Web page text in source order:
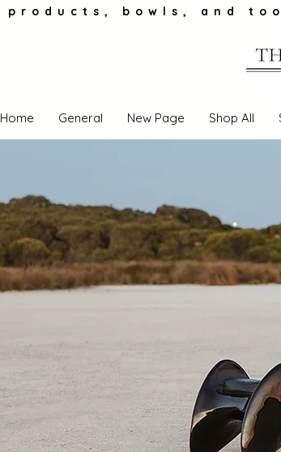
bowls, and
Home General New Page Shop All